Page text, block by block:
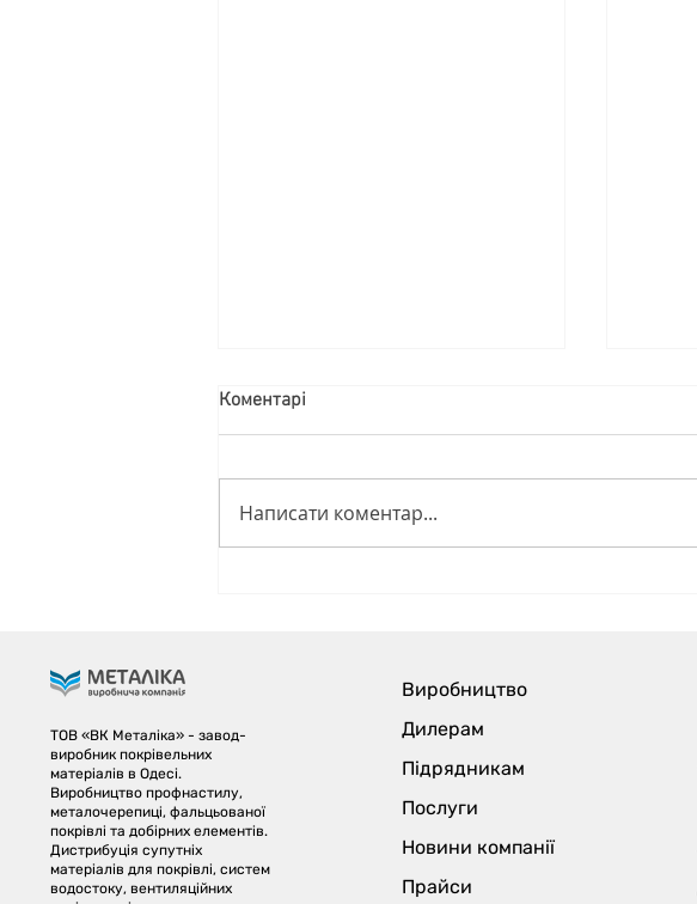
Коментарі
Написати коментар...
ТОВ «ВК Металіка» - завод-
виробник покрівельних
матеріалів в Одесі.
Виробництво профнастилу,
металочерепиці, фальцьованої
покрівлі та добірних елементів.
Дистрибуція супутніх
матеріалів для покрівлі, систем
водостоку, вентиляційних
Виробництво
Дилерам
Підрядникам
Послуги
Новини компанії
Прайси